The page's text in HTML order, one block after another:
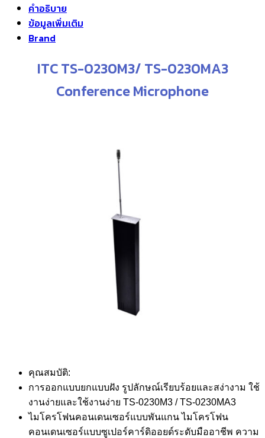
คำอธิบาย
ข้อมูลเพิ่มเติม
Brand
ITC TS-0230M3/ TS-0230MA3
Conference Microphone
คุณสมบัติ:
การออกแบบยกแบบฝัง รูปลักษณ์เรียบร้อยและสง่างาม ใช้
งานง่ายและใช้งานง่าย TS-0230M3 / TS-0230MA3
ไมโครโฟนคอนเดนเซอร์แบบพันแกน ไมโครโฟน
คอนเดนเซอร์แบบซูเปอร์คาร์ดิออยด์ระดับมืออาชีพ ความ